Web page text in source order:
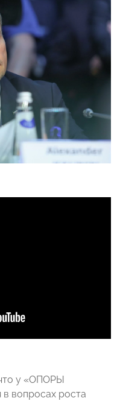
у «ОПОРЫ
вопросах роста